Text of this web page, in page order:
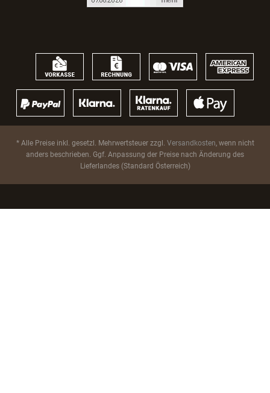
* Alle Preise inkl. gesetzl. Mehrwertsteuer zzgl. Versandkosten, wenn nicht
anders beschrieben. Ggf. Anpassung der Preise nach Änderung des
Lieferlandes (Standard Österreich)